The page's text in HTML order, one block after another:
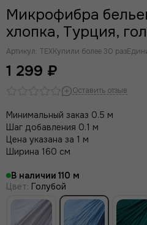
Микрофибра
хлопка, Турция,
Артикул: TEXКупили более 30 раз
1 299 ₽
Оставить отзыв
Минимальный заказ 0.5 м
Шаг добавления 0.1 м
Цена указана за 1 м
Ширина 160 см
В наличии 110
Цвет: Голубой